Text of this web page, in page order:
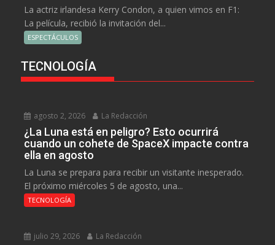
La actriz irlandesa Kerry Condon, a quien vimos en F1:
La película, recibió la invitación del...
ESPECTÁCULOS
TECNOLOGÍA
agosto 2, 2026 La Redacción
¿La Luna está en peligro? Esto ocurrirá
cuando un cohete de SpaceX impacte contra
ella en agosto
La Luna se prepara para recibir un visitante inesperado.
El próximo miércoles 5 de agosto, una...
TECNOLOGÍA
julio 29, 2026 La Redacción